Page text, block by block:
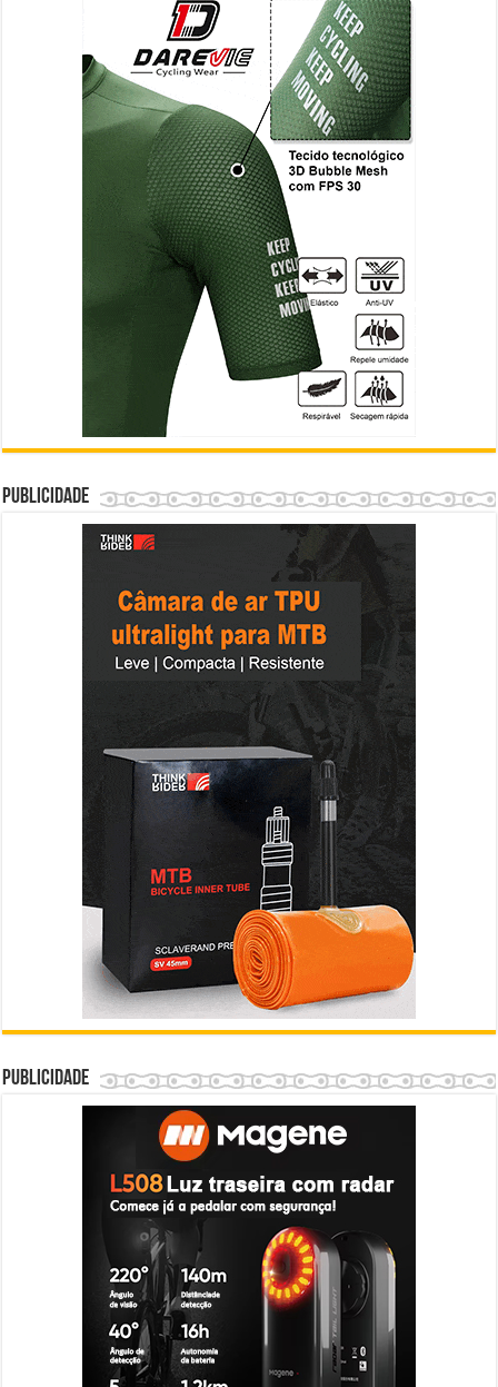
Publicidade
Publicidade